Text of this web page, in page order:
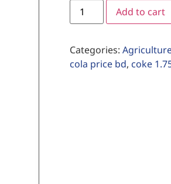
Add to cart
Categories:
cola price bd, coke